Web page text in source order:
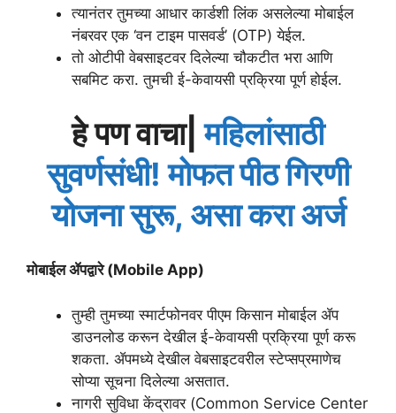
त्यानंतर तुमच्या आधार कार्डशी लिंक असलेल्या मोबाईल
नंबरवर एक ‘वन टाइम पासवर्ड’ (OTP) येईल.
तो ओटीपी वेबसाइटवर दिलेल्या चौकटीत भरा आणि
सबमिट करा. तुमची ई-केवायसी प्रक्रिया पूर्ण होईल.
हे पण वाचा|महिलांसाठी
सुवर्णसंधी! मोफत पीठ गिरणी
योजना सुरू, असा करा अर्ज
मोबाईल ॲपद्वारे (Mobile App)
तुम्ही तुमच्या स्मार्टफोनवर पीएम किसान मोबाईल ॲप
डाउनलोड करून देखील ई-केवायसी प्रक्रिया पूर्ण करू
शकता. ॲपमध्ये देखील वेबसाइटवरील स्टेप्सप्रमाणेच
सोप्या सूचना दिलेल्या असतात.
नागरी सुविधा केंद्रावर (Common Service Center